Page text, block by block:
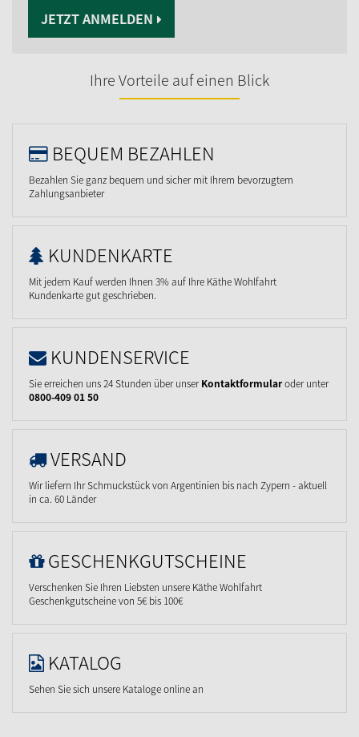
JETZT ANMELDEN
Ihre Vorteile auf einen Blick
BEQUEM BEZAHLEN
Bezahlen Sie ganz bequem und sicher mit Ihrem bevorzugtem
Zahlungsanbieter
KUNDENKARTE
Mit jedem Kauf werden Ihnen 3% auf Ihre Käthe Wohlfahrt
Kundenkarte gut geschrieben.
KUNDENSERVICE
Sie erreichen uns 24 Stunden über unserKontaktformularoder unter
0800-409 01 50
VERSAND
Wir liefern Ihr Schmuckstück von Argentinien bis nach Zypern - aktuell
in ca. 60 Länder
GESCHENKGUTSCHEINE
Verschenken Sie Ihren Liebsten unsere Käthe Wohlfahrt
Geschenkgutscheine von 5€ bis 100€
KATALOG
Sehen Sie sich unsere Kataloge online an